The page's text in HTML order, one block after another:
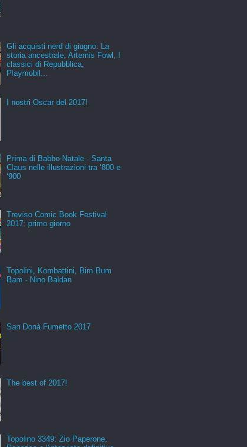
Gli acquisti nerd di giugno: La
storia ancestrale, Artemis Fowl, I
classici di Repubblica,
Playmobil...
I nostri Oscar del 2017!
Prima di Babbo Natale - Santa
Claus nelle illustrazioni tra ‘800 e
‘900
Treviso Comic Book Festival
2017: primo giorno
Topolini, Kombattini, Bim Bum
Bam - Nino Baldan
San Donà Fumetto 2017
The best of 2017!
Topolino 3349: Zio Paperone,